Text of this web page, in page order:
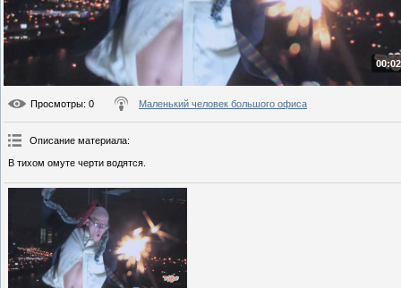
Просмотры: 0 Маленький человек большого офиса
Описание материала:
В тихом омуте черти водятся.